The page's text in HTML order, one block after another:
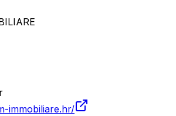
immobiliare.hr/